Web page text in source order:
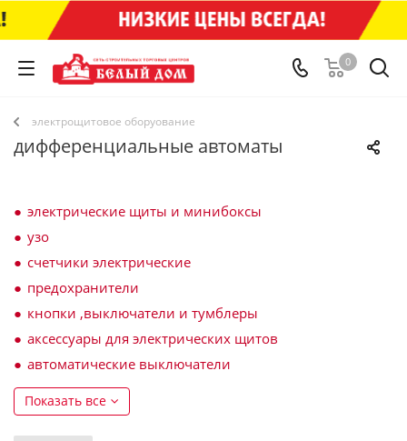
0
электрощитовое оборуование
дифференциальные автоматы
электрические щиты и минибоксы
узо
счетчики электрические
предохранители
кнопки ,выключатели и тумблеры
аксессуары для электрических щитов
автоматические выключатели
Показать все